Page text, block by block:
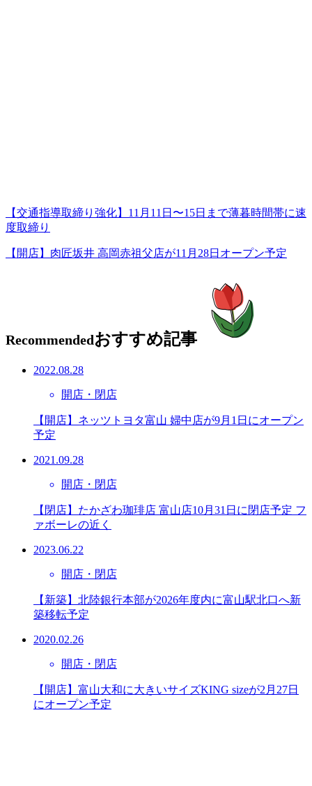
【交通指導取締り強化】11月11日〜15日まで薄暮時間帯に速
度取締り
【開店】肉匠坂井 高岡赤祖父店が11月28日オープン予定
Recommendedおすすめ記事
2022.08.28
開店・閉店
【開店】ネッツトヨタ富山 婦中店が9月1日にオープン
予定
2021.09.28
開店・閉店
【閉店】たかざわ珈琲店 富山店10月31日に閉店予定 フ
ァボーレの近く
2023.06.22
開店・閉店
【新築】北陸銀行本部が2026年度内に富山駅北口へ新
築移転予定
2020.02.26
開店・閉店
【開店】富山大和に大きいサイズKING sizeが2月27日
にオープン予定